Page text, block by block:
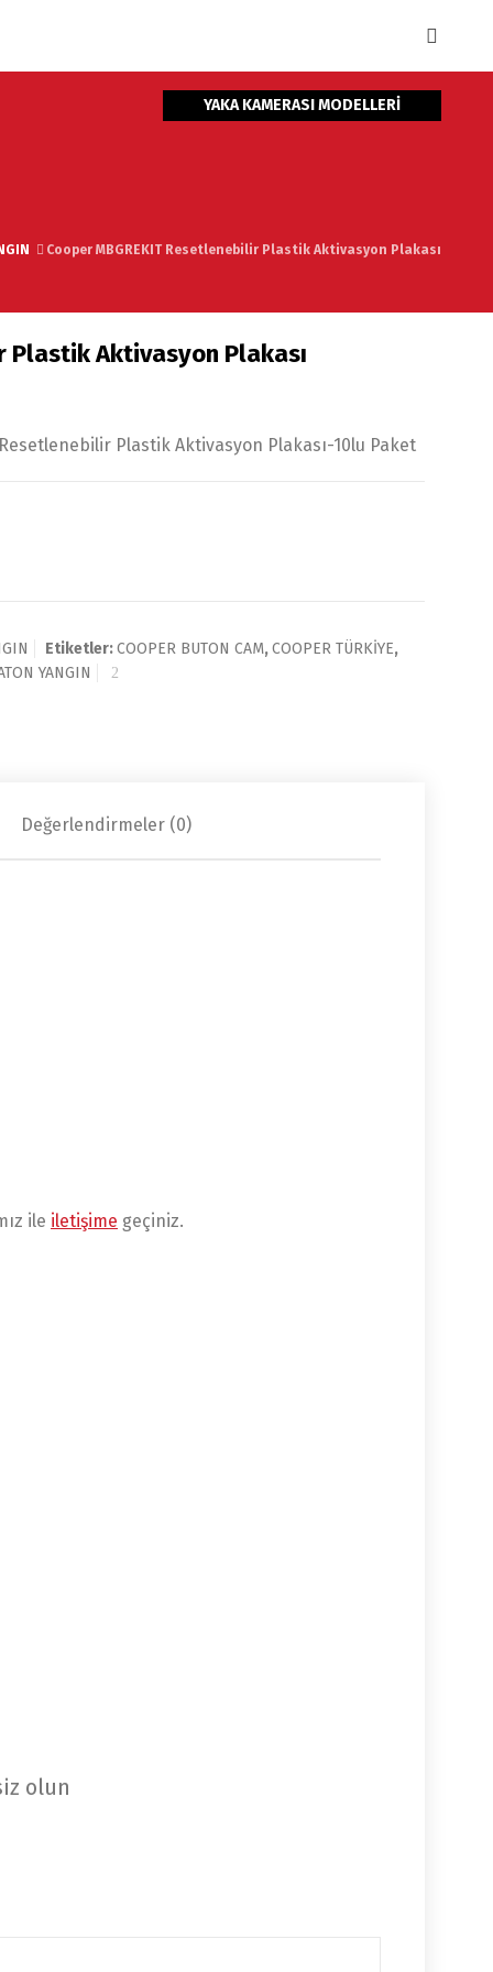
YAKA KAMERASI MODELLERİ
Cooper MBGREKIT Resetlenebilir Plastik Aktivasyon Plakası
Plastik Aktivasyon Plakası
Resetlenebilir Plastik Aktivasyon Plakası-10lu Paket
Etiketler:COOPER BUTON CAM,COOPER TÜRKİYE,
YANGIN
Değerlendirmeler (0)
ile iletişime geçiniz.
olun